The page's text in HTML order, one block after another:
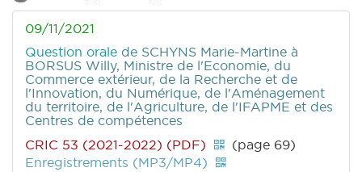
09/11/2021
Question orale de SCHYNS Marie-Martine à
BORSUS Willy, Ministre de l'Economie, du
Commerce extérieur, de la Recherche et de
l'Innovation, du Numérique, de l'Aménagement
du territoire, de l'Agriculture, de l'IFAPME et des
Centres de compétences
CRIC 53 (2021-2022) (PDF)
(page 69)
Enregistrements (MP3/MP4)